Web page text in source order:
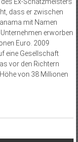
dass er zwischen
mit Namen
erworben
Euro. 2009
eine Gesellschaft
vor den Richtern
von 38 Millionen